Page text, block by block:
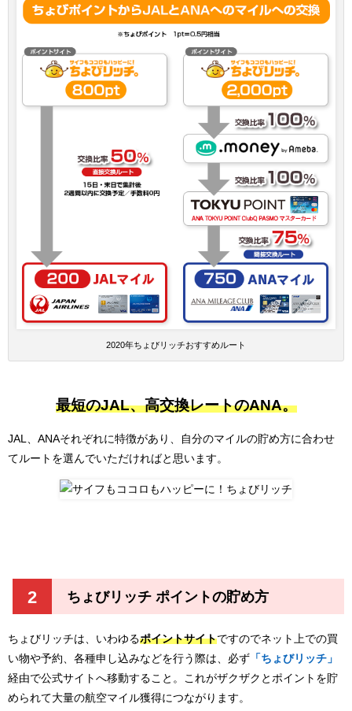
2020年ちょびリッチおすすめルート
最短のJAL、高交換レートのANA。
JAL、ANAそれぞれに特徴があり、自分のマイルの貯め方に合わせ
てルートを選んでいただければと思います。
2 ちょびリッチ ポイントの貯め方
ちょびリッチは、いわゆるポイントサイトですのでネット上での買
い物や予約、各種申し込みなどを行う際は、必ず 「ちょびリッチ」
経由で公式サイトへ移動すること。これがザクザクとポイントを貯
められて大量の航空マイル獲得につながります。